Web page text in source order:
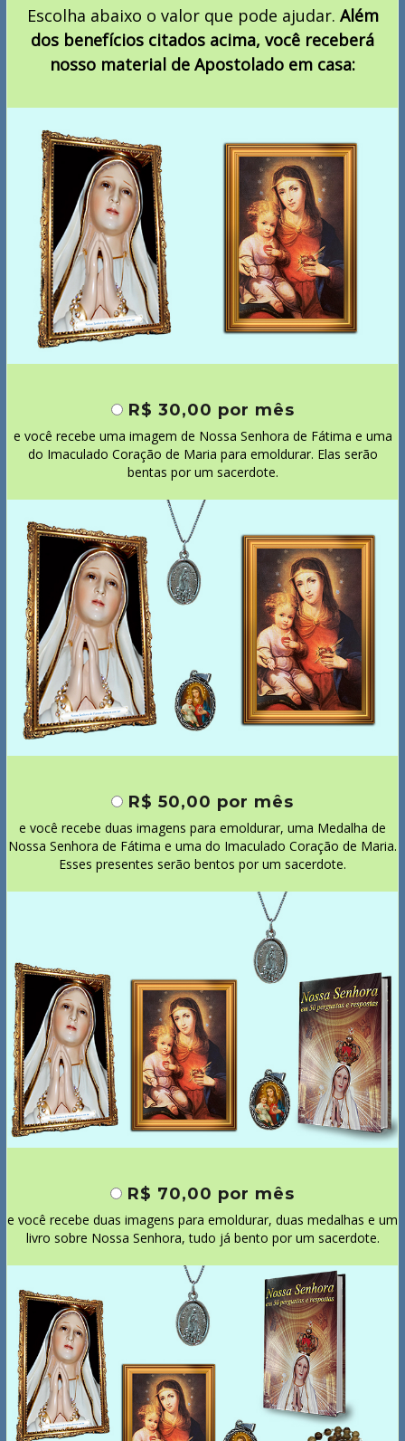
Escolha abaixo o valor que pode ajudar. Além
dos benefícios citados acima, você receberá
nosso material de Apostolado em casa:
R$ 30,00 por mês
e você recebe uma imagem de Nossa Senhora de Fátima e uma
do Imaculado Coração de Maria para emoldurar. Elas serão
bentas por um sacerdote.
R$ 50,00 por mês
e você recebe duas imagens para emoldurar, uma Medalha de
Nossa Senhora de Fátima e uma do Imaculado Coração de Maria.
Esses presentes serão bentos por um sacerdote.
R$ 70,00 por mês
e você recebe duas imagens para emoldurar, duas medalhas e um
livro sobre Nossa Senhora, tudo já bento por um sacerdote.